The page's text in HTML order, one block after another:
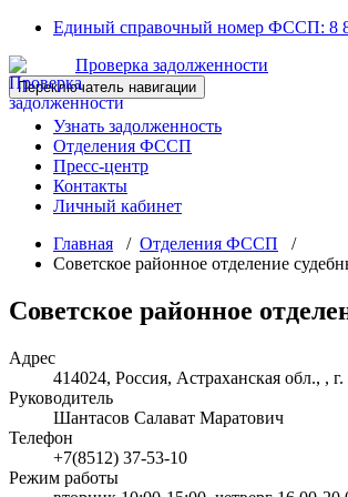
Перейти
содержимому
Единый справочный номер ФССП: 8
Проверка задолженности
Переключатель навигации
Узнать задолженность
Отделения ФССП
Пресс-центр
Контакты
Личный кабинет
Главная / Отделения ФССП /
Советское районное отделение
Советское районное
Адрес
414024, Россия, Астраханская обл., ,
Руководитель
Шантасов Салават Маратович
Телефон
+7(8512) 37-53-10
Режим работы